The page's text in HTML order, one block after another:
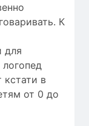
К
для
кстати в
от 0 до